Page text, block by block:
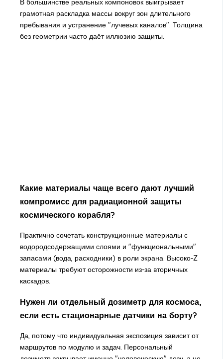
грамотная раскладка массы вокруг зон длительного
пребывания и устранение "лучевых каналов". Толщина
без геометрии часто даёт иллюзию защиты.
Какие материалы чаще всего дают лучший
компромисс для радиационной защиты
космического корабля?
Практично сочетать конструкционные материалы с
водородсодержащими слоями и "функциональными"
запасами (вода, расходники) в роли экрана. Высоко-Z
материалы требуют осторожности из-за вторичных
каскадов.
Нужен ли отдельный дозиметр для космоса,
если есть стационарные датчики на борту?
Да, потому что индивидуальная экспозиция зависит от
маршрутов по модулю и задач. Персональный